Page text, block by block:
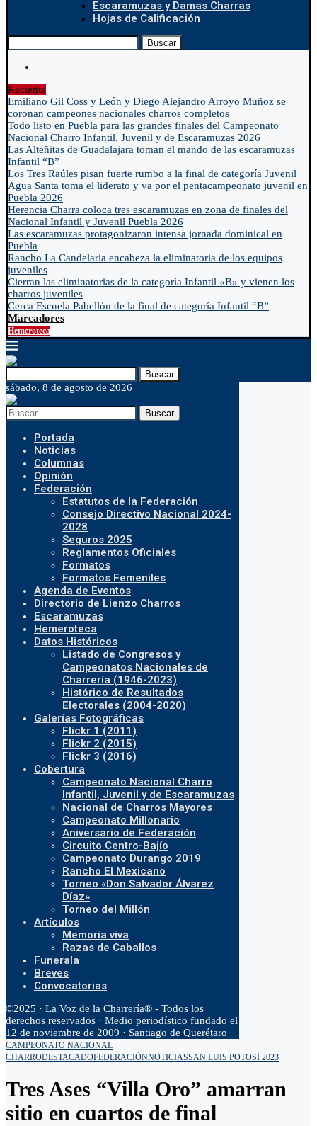
Escaramuzas y Damas Charras
Hojas de Calificación
Buscar
Reciente
Emiliano Gil Coss y León y Diego Alejandro Arroyo Muñoz se
coronan campeones nacionales charros completos
Todo listo en Puebla para las grandes finales del Campeonato
Nacional Charro Infantil, Juvenil y de Escaramuzas 2026
Las Alteñitas de Guadalajara toman el mando de las escaramuzas
Infantil “B”
Los Tres Raúles pisan fuerte rumbo a la final de categoría Juvenil
Agua Santa toma el liderato y va por el pentacampeonato juvenil en
Puebla 2026
Herencia Charra coloca tres escaramuzas en zona de finales del
Nacional Infantil y Juvenil Puebla 2026
Las escaramuzas protagonizaron intensa jornada dominical en
Puebla
Rancho La Candelaria encabeza la eliminatoria de los equipos
juveniles
Cierran las eliminatorias de la categoría Infantil «B» y vienen los
charros juveniles
Cerca Escuela Pabellón de la final de categoría Infantil “B”
Marcadores
Hemeroteca
Buscar
sábado, 8 de agosto de 2026
Buscar
Portada
Noticias
Columnas
Opinión
Federación
Estatutos de la Federación
Consejo Directivo Nacional 2024-
2028
Seguros 2025
Reglamentos Oficiales
Formatos
Formatos Femeniles
Agenda de Eventos
Directorio de Lienzo Charros
Escaramuzas
Hemeroteca
Datos Históricos
Listado de Congresos y
Campeonatos Nacionales de
Charrería (1946-2023)
Histórico de Resultados
Electorales (2004-2020)
Galerías Fotográficas
Flickr 1 (2011)
Flickr 2 (2015)
Flickr 3 (2016)
Cobertura
Campeonato Nacional Charro
Infantil, Juvenil y de Escaramuzas
Nacional de Charros Mayores
Campeonato Millonario
Aniversario de Federación
Circuito Centro-Bajío
Campeonato Durango 2019
Rancho El Mexicano
Torneo «Don Salvador Álvarez
Díaz»
Torneo del Millón
Artículos
Memoria viva
Razas de Caballos
Funerala
Breves
Convocatorias
©2025 · La Voz de la Charrería® - Todos los
derechos reservados · Medio periodístico fundado el
12 de noviembre de 2009 · Santiago de Querétaro
CAMPEONATO NACIONAL
CHARRODESTACADOFEDERACIÓNNOTICIASSAN LUIS POTOSÍ 2023
Tres Ases “Villa Oro” amarran
sitio en cuartos de final